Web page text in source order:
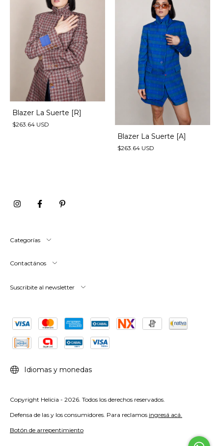
Blazer La Suerte [R]
$263.64 USD
Blazer La Suerte [A]
$263.64 USD
Categorías
Contactános
Suscribite al newsletter
Idiomas y monedas
Copyright Helicia - 2026. Todos los derechos reservados.
Defensa de las y los consumidores. Para reclamos ingresá acá.
Botón de arrepentimiento